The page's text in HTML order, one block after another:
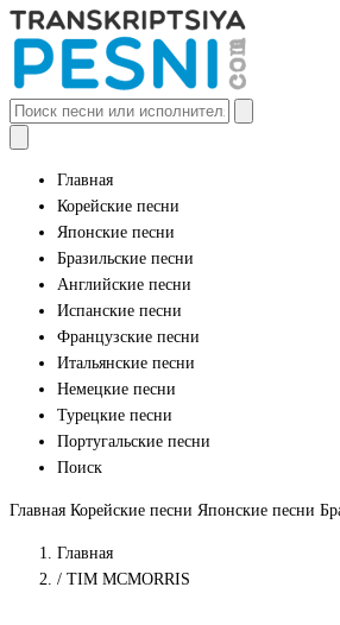
Главная
Корейские песни
Японские песни
Бразильские песни
Английские песни
Испанские песни
Французские песни
Итальянские песни
Немецкие песни
Турецкие песни
Португальские песни
Поиск
Главная Корейские песни Японские песни
Главная
/ TIM MCMORRIS